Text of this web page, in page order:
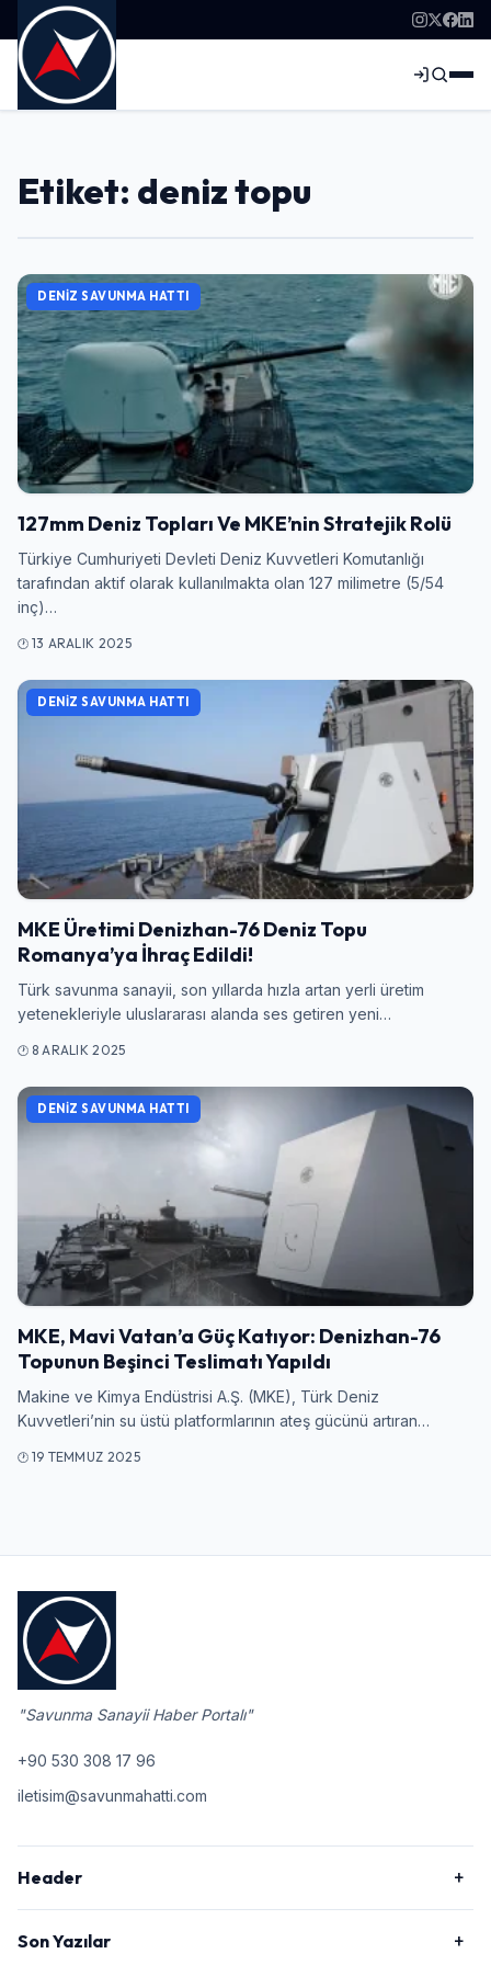
Etiket: deniz topu
DENIZ SAVUNMA HATTI
127mm Deniz Topları Ve MKE’nin Stratejik Rolü
Türkiye Cumhuriyeti Devleti Deniz Kuvvetleri Komutanlığı
tarafından aktif olarak kullanılmakta olan 127 milimetre (5/54
inç)…
13 ARALIK 2025
DENIZ SAVUNMA HATTI
MKE Üretimi Denizhan-76 Deniz Topu
Romanya’ya İhraç Edildi!
Türk savunma sanayii, son yıllarda hızla artan yerli üretim
yetenekleriyle uluslararası alanda ses getiren yeni…
8 ARALIK 2025
DENIZ SAVUNMA HATTI
MKE, Mavi Vatan’a Güç Katıyor: Denizhan-76
Topunun Beşinci Teslimatı Yapıldı
Makine ve Kimya Endüstrisi A.Ş. (MKE), Türk Deniz
Kuvvetleri’nin su üstü platformlarının ateş gücünü artıran…
19 TEMMUZ 2025
"Savunma Sanayii Haber Portalı"
+90 530 308 17 96
iletisim@savunmahatti.com
Header
Son Yazılar
Giriş Yap
Kullanıcı Adı veya E-posta
Şifre
Şifremi Unuttum
Giriş Yap